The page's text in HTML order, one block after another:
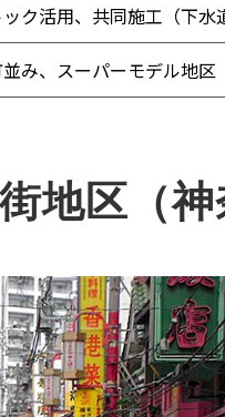
ク活用、共同施工（下水
み、スーパーモデル地区
地区（